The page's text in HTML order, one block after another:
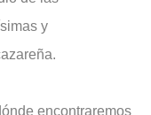
y
encontraremos